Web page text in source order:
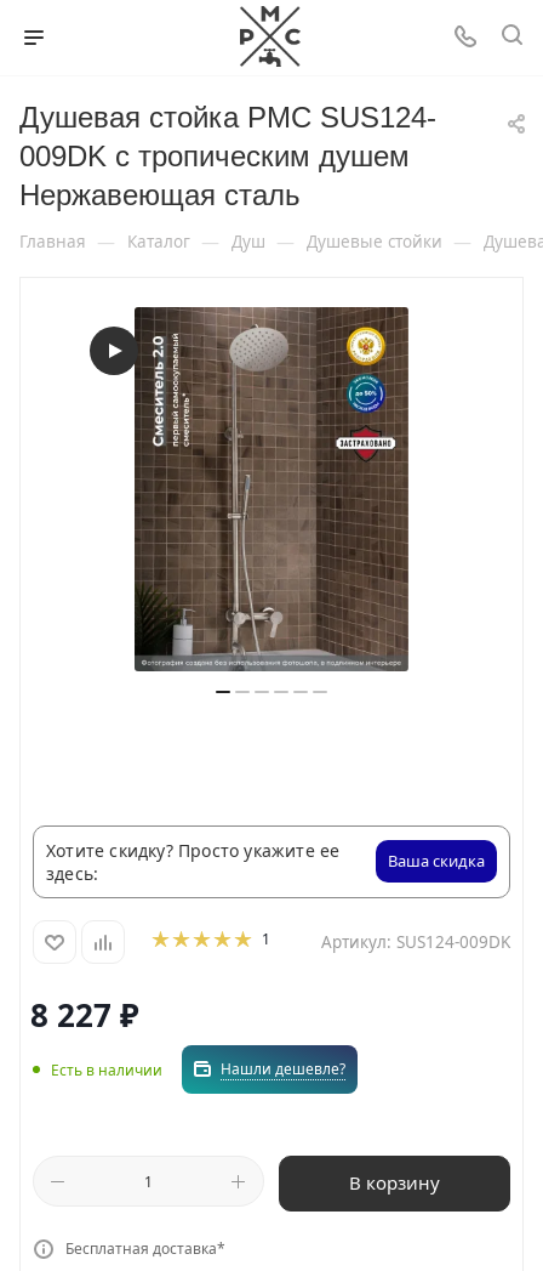
Душевая стойка РМС SUS124-
009DK с тропическим душем
Нержавеющая сталь
Главная — Каталог — Душ — Душевые стойки —
Хотите скидку? Просто укажите ее
здесь:
Ваша скидка
1 Артикул: SUS124-009DK
8 227 ₽
Есть в наличии Нашли дешевле?
В корзину
Бесплатная доставка*